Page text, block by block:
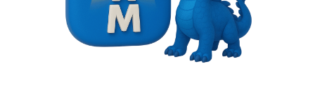
Категории Спортивные товары
Велоспорт
Горный Велосипед GAOTELU